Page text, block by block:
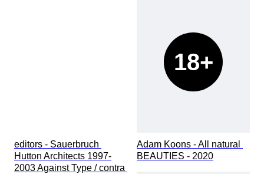
editors - Sauerbruch
Hutton Architects 1997-
2003 Against Type / contra
18+
Adam Koons - All natural
BEAUTIES - 2020